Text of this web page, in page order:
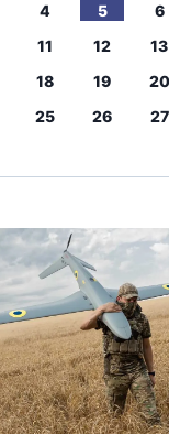
4 5 6
11 12 13
18 19 20
25 26 27